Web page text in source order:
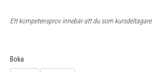
Ett kompetensprov innebär att du som kursdeltagare
Boka